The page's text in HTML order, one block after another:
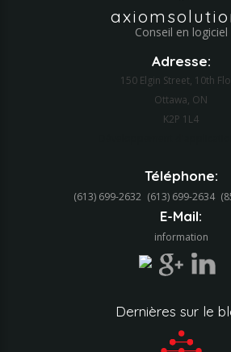
Conseil en logiciel
Adresse:
150 Elgin Street, 10th
Ottawa, ON
K2P 1L4
Téléphone:
(613) 699-2632 (613) 699-2634‬
E-Mail:
information
Dernières sur le